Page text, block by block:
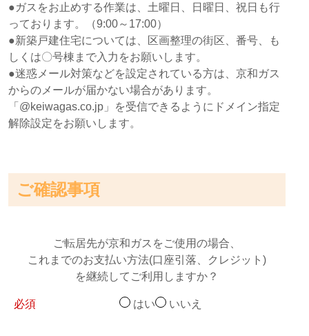
●ガスをお止めする作業は、土曜日、日曜日、祝日も行
っております。（9:00～17:00）
●新築戸建住宅については、区画整理の街区、番号、も
しくは〇号棟まで入力をお願いします。
●迷惑メール対策などを設定されている方は、京和ガス
からのメールが届かない場合があります。
「@keiwagas.co.jp」を受信できるようにドメイン指定
解除設定をお願いします。
ご確認事項
ご転居先が京和ガスをご使用の場合、
これまでのお支払い方法(口座引落、クレジット)
を継続して ご利用しますか？
必須 はい いいえ